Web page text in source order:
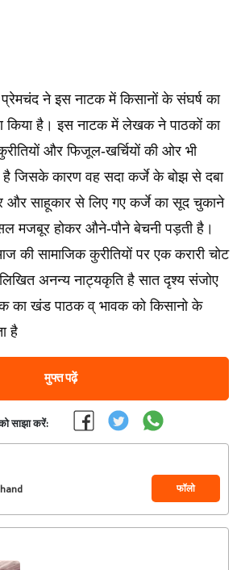
ने इस नाटक में किसानों के संघर्ष का
किया है। इस नाटक में लेखक ने पाठकों का
और फिजूल-खर्चियों की ओर भी
है जिसके कारण वह सदा कर्जे के बोझ से दबा
और साहूकार से लिए गए कर्जे का सूद चुकाने
मजबूर होकर औने-पौने बेचनी पड़ती है।
की सामाजिक कुरीतियों पर एक करारी चोट
अनन्य नाट्यकृति है सात दृश्य संजोए
का खंड पाठक व् भावक को किसानो के
है
मुफ्त पढ़ें
साझा करें:
फॉलो